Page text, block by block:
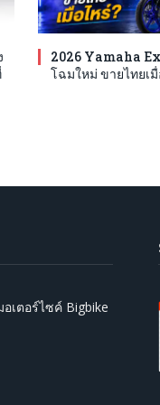
2026 Yamaha
โฉมใหม่ ขายไทยเ
เตอร์ไซค์ Bigbike